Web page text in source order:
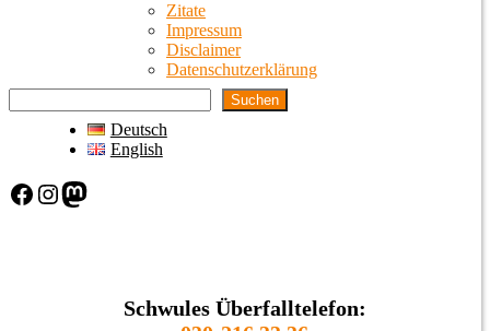
Zitate
Impressum
Disclaimer
Datenschutzerklärung
Suchen
Deutsch
English
Facebook Instagram Mastodon
Schwules Überfalltelefon: